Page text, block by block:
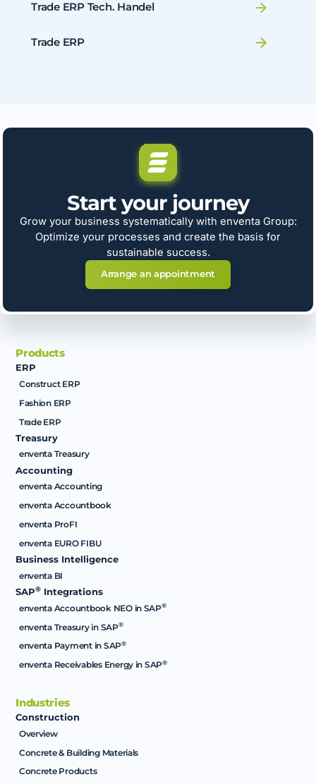
Trade ERP Tech. Handel
Trade ERP
Start your journey
Grow your business systematically with enventa Group:
Optimize your processes and create the basis for
sustainable success.
Arrange an appointment
Products
ERP
Construct ERP
Fashion ERP
Trade ERP
Treasury
enventa Treasury
Accounting
enventa Accounting
enventa Accountbook
enventa ProFI
enventa EURO FIBU
Business Intelligence
enventa BI
SAP® Integrations
enventa Accountbook NEO in SAP®
enventa Treasury in SAP®
enventa Payment in SAP®
enventa Receivables Energy in SAP®
Industries
Construction
Overview
Concrete & Building Materials
Concrete Products